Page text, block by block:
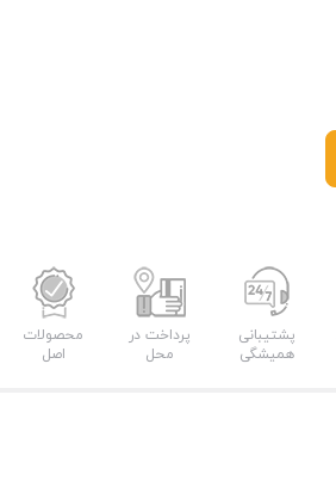
پشتیبانی
همیشگی
پرداخت در
محل
محصولات
اصل